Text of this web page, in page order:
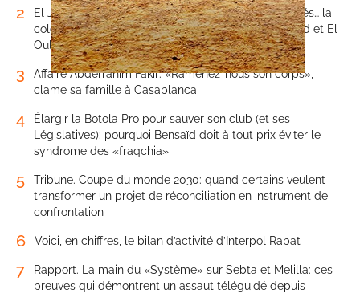
2
El Jadida: accidents mortels, véhicules endommagés… la
colère monte sur la «route de la mort» entre Bir Jdid et El
Oulja
3
Affaire Abderrahim Fakir: «Ramenez-nous son corps»,
clame sa famille à Casablanca
4
Élargir la Botola Pro pour sauver son club (et ses
Législatives): pourquoi Bensaïd doit à tout prix éviter le
syndrome des «fraqchia»
5
Tribune. Coupe du monde 2030: quand certains veulent
transformer un projet de réconciliation en instrument de
confrontation
6 Voici, en chiffres, le bilan d’activité d’Interpol Rabat
7
Rapport. La main du «Système» sur Sebta et Melilla: ces
preuves qui démontrent un assaut téléguidé depuis